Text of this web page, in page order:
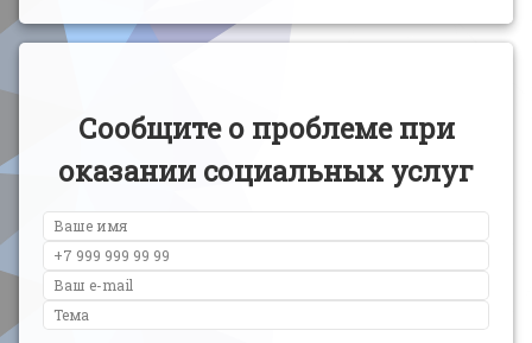
Сообщите о проблеме при
оказании социальных услуг